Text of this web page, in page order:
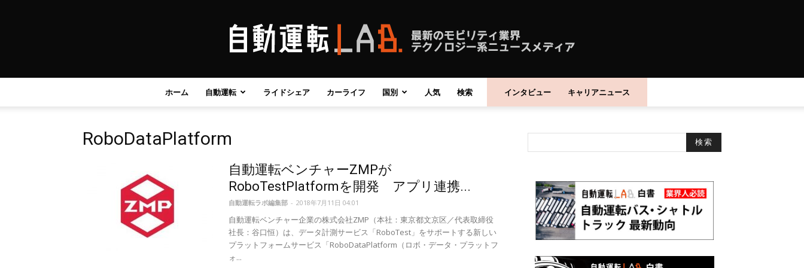
自
運
ホーム 自動運転 ライドシェア カーライフ 国別 人気 検索 インタビュー キャリアニュース
RoboDataPlatform
自動運転ベンチャーZMPが
RoboTestPlatformを開発 アプリ連携...
自動運転ラボ編集部 - 2018年7月11日 04:01
自動運転ベンチャー企業の株式会社ZMP（本社：東京都文京区／代表取締役
社長：谷口恒）は、データ計測サービス「RoboTest」をサポートする新しい
プラットフォームサービス「RoboDataPlatform（ロボ・データ・プラットフ
ォ...